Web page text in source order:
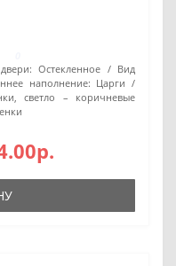
Остекленное
Вид
наполнение: Царги
светло – коричневые